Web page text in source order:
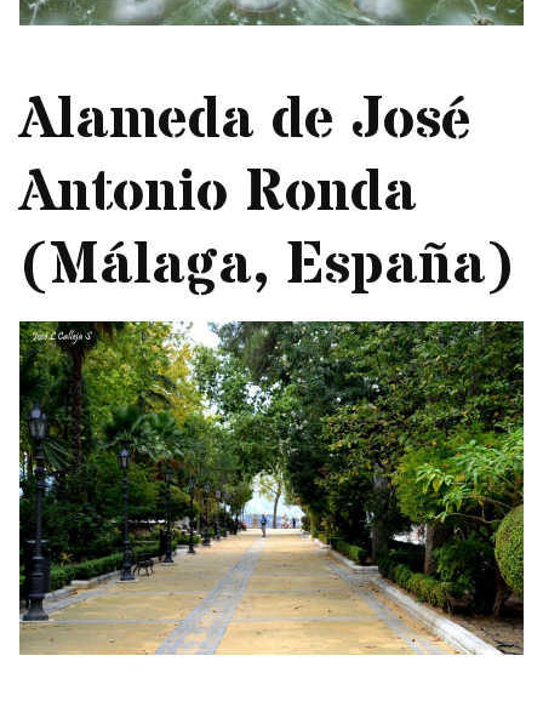
Alameda de José
Antonio Ronda
(Málaga, España)